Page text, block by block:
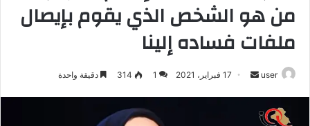
من هو الشخص الذي يقوم بإيصال
ملفات فساده إلينا
user
أرسل 17 فبراير، 2021 1
314 دقيقة واحدة